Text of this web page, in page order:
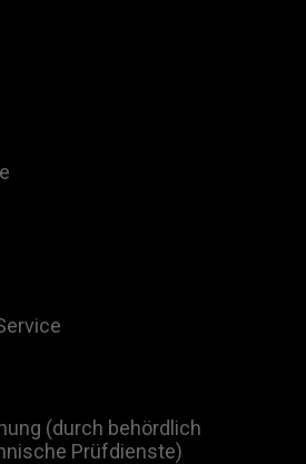
(durch behördlich
Prüfdienste)